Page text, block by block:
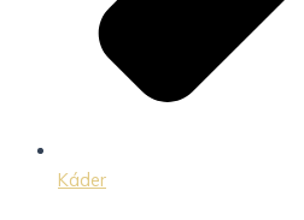
Káder